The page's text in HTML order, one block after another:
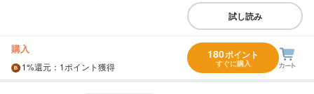
試し読み
購入
1%還元 ：1ポイント獲得
180ポイント
すぐに購入